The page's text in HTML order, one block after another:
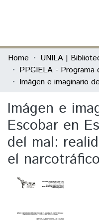
Communities &
All of DSpace
Home
Imágen e
Escobar en
del mal:
el